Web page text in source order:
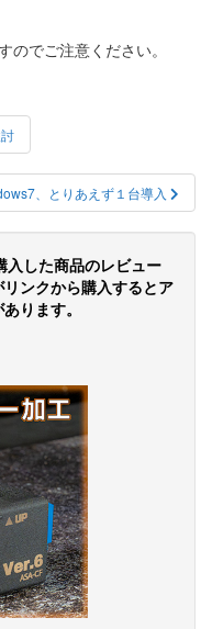
でご注意ください。
、とりあえず１台導入
入した商品のレビュー
ンクから購入するとア
ります。